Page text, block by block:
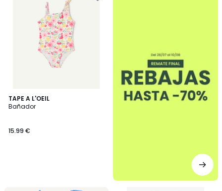
TAPE A L'OEIL
Bañador
15.99 €